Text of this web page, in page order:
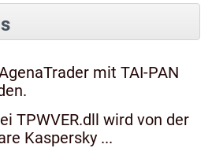
mit TAI-PAN
TPWVER.dll wird von der
Kaspersky ...